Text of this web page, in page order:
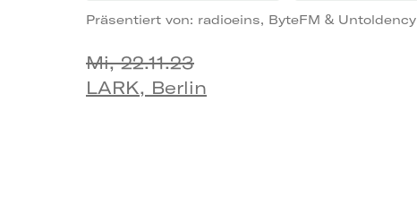
Präsentiert von: radioeins, ByteFM & Untoldency
Mi, 22.11.23
LARK, Berlin